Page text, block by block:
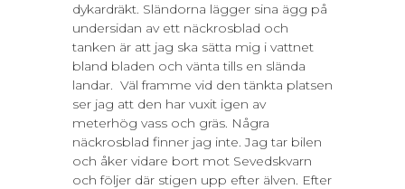
dykardräkt. Sländorna lägger sina ägg på
undersidan av ett näckrosblad och
tanken är att jag ska sätta mig i vattnet
bland bladen och vänta tills en slända
landar. Väl framme vid den tänkta platsen
ser jag att den har vuxit igen av
meterhög vass och gräs. Några
näckrosblad finner jag inte. Jag tar bilen
och åker vidare bort mot Sevedskvarn
och följer där stigen upp efter älven. Efter